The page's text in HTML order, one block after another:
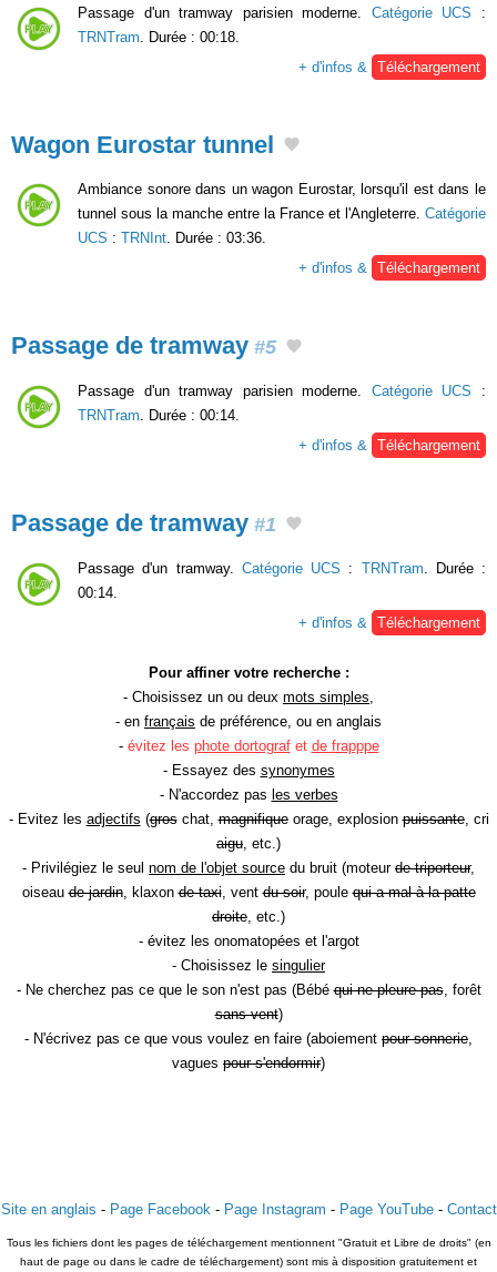
Passage d'un tramway parisien moderne. Catégorie UCS :
TRNTram . Durée : 00:18.
+ d'infos &
Téléchargement
Wagon Eurostar tunnel
Ambiance sonore dans un wagon Eurostar, lorsqu'il est dans le
tunnel sous la manche entre la France et l'Angleterre. Catégorie
UCS : TRNInt. Durée : 03:36.
+ d'infos & Téléchargement
Passage de tramway #5
Passage d'un tramway parisien moderne. Catégorie UCS :
TRNTram . Durée : 00:14.
+ d'infos &
Téléchargement
Passage de tramway #1
Passage d'un tramway. Catégorie UCS : TRNTram . Durée :
00:14.
+ d'infos &
Téléchargement
Pour affiner votre recherche :
- Choisissez un ou deux mots simples
- en français de préférence, ou en anglais
- évitez les phote dortografet de frapppe
- Essayez des synonymes
- N'accordez pas les verbes
- Evitez les adjectifs (groschat,magnifiqueorage, explosionpuissante, cri
aigu , etc.)
- Privilégiez le seul nom de l'objet source du bruit (moteur de triporteur,
oiseaude jardin, klaxonde taxi, ventdu soir, poulequi a mal à la patte
droite , etc.)
- évitez les onomatopées et l'argot
- Choisissez le singulier
- Ne cherchez pas ce que le son n'est pas (Bébéqui ne pleure pas, forêt
sans vent)
- N'écrivez pas ce que vous voulez en faire (aboiement pour sonnerie
vagues pour s'endormir)
Site en anglais - Page Facebook - Page Instagram - Page YouTube- Contact
Tous les fichiers dont les pages de téléchargement mentionnent "Gratuit et Libre de droits" (en
haut de page ou dans le cadre de téléchargement) sont mis à disposition gratuitement et